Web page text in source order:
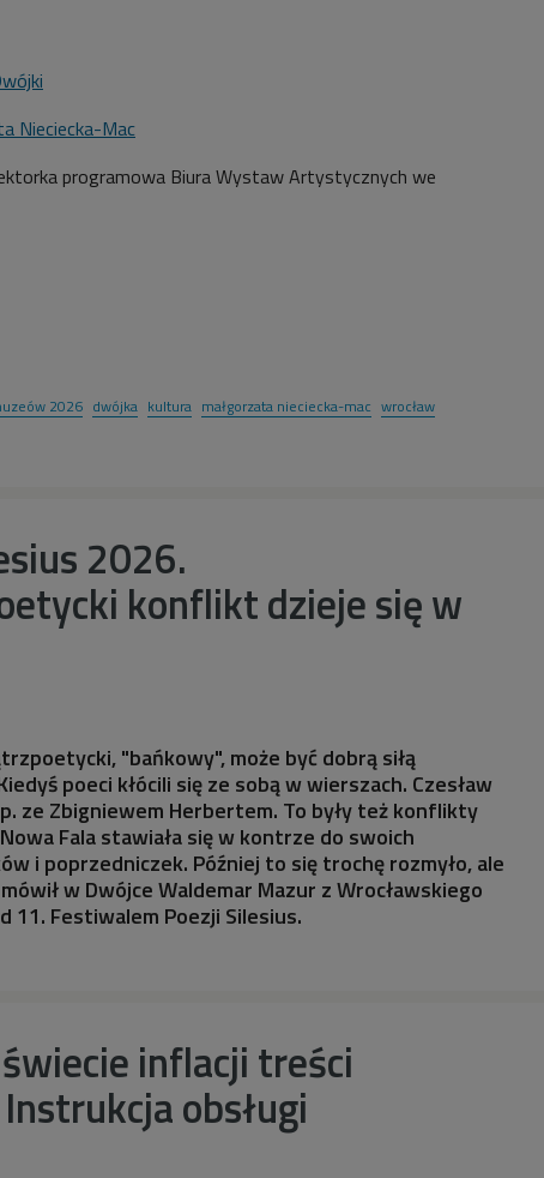
Nieciecka-Mac
programowa Biura Wystaw Artystycznych we
2026 dwójka kultura małgorzata nieciecka-mac wrocław
2026.
konflikt dzieje się w
"bańkowy", może być dobrą siłą
poeci kłócili się ze sobą w wierszach. Czesław
ze Zbigniewem Herbertem. To były też konflikty
Fala stawiała się w kontrze do swoich
i poprzedniczek. Później to się trochę rozmyło, ale
w Dwójce Waldemar Mazur z Wrocławskiego
11. Festiwalem Poezji Silesius.
inflacji treści
obsługi